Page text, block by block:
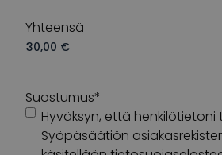
Yhteensä
Suostumus*
Hyväksyn, että
Syöpäsäätiön